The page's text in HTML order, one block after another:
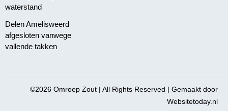
waterstand
Delen Amelisweerd
afgesloten vanwege
vallende takken
©2026 Omroep Zout | All Rights Reserved | Gemaakt door
Websitetoday.nl